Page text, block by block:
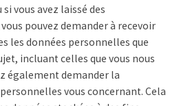
vous avez laissé des
pouvez demander à recevoir
les données personnelles que
incluant celles que vous nous
également demander la
vous concernant. Cela